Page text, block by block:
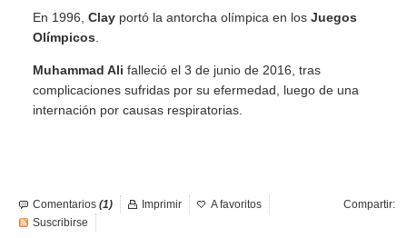
En 1996, Clay portó la antorcha olímpica en los Juegos
Olímpicos
Muhammad Ali falleció el 3 de junio de 2016, tras
complicaciones sufridas por su efermedad, luego de una
internación por causas respiratorias.
Comentarios (1) Compartir:
Imprimir
A favoritos
Suscribirse